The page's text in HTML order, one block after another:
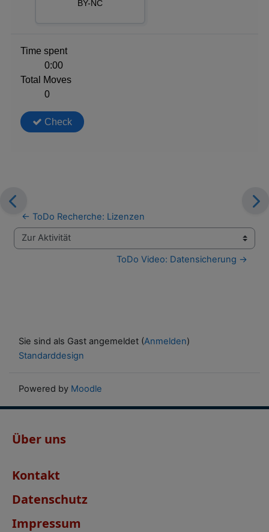
← ToDo Recherche: Lizenzen
Zur Aktivität
ToDo Video: Datensicherung →
Sie sind als Gast angemeldet (Anmelden)
Standarddesign
Powered by Moodle
Über uns
Kontakt
Datenschutz
Impressum